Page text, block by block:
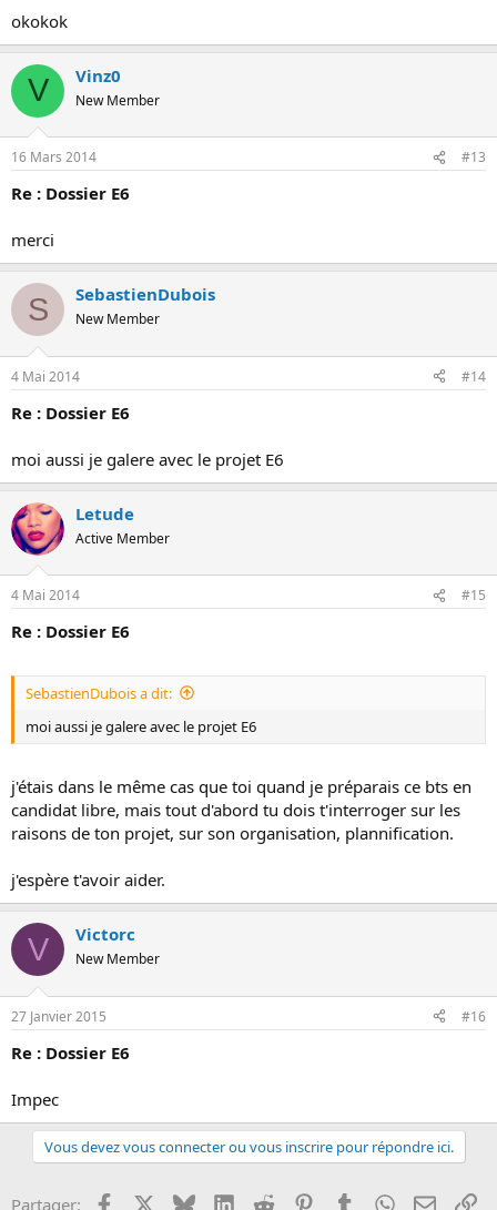
okokok
V Vinz0
New Member
16 Mars 2014 #13
Re : Dossier E6
merci
S SebastienDubois
New Member
4 Mai 2014 #14
Re : Dossier E6
moi aussi je galere avec le projet E6
Letude
Active Member
4 Mai 2014 #15
Re : Dossier E6
SebastienDubois a dit:
moi aussi je galere avec le projet E6
j'étais dans le même cas que toi quand je préparais ce bts en
candidat libre, mais tout d'abord tu dois t'interroger sur les
raisons de ton projet, sur son organisation, plannification.
j'espère t'avoir aider.
V Victorc
New Member
27 Janvier 2015 #16
Re : Dossier E6
Impec
Vous devez vous connecter ou vous inscrire pour répondre ici.
Partager: Facebook BlueskyLinkedInReddit PinterestTumblrWhatsApp
Email